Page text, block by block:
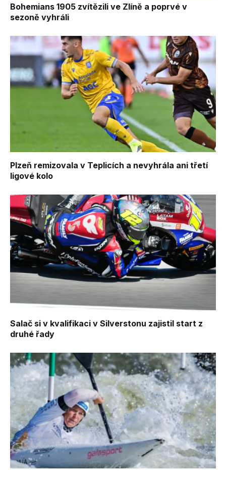
Bohemians 1905 zvítězili ve Zlíně a poprvé v
sezoně vyhráli
Plzeň remizovala v Teplicích a nevyhrála ani třetí
ligové kolo
Salač si v kvalifikaci v Silverstonu zajistil start z
druhé řady